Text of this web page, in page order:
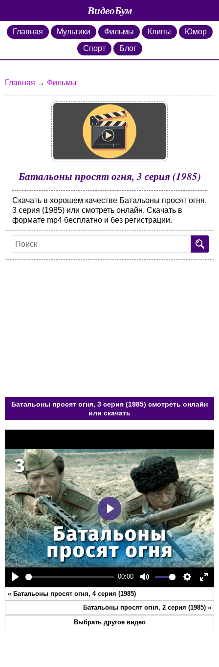
ВидеоБум
Главная Мультики Фильмы Клипы
Юмор
Спорт
Блог
Главная → Фильмы
Батальоны просят огня, 3 серия (1985)
Скачать в хорошем качестве Батальоны просят огня,
3 серия (1985) или смотреть онлайн. Скачать в
формате mp4 бесплатно и без регистрации.
Батальоны просят огня, 3 серия (1985) смотреть онлайн
или скачать
Play
00:00
Mute Settings
Play
« Батальоны просят огня, 4 серия (1985)
Батальоны просят огня, 2 серия (1985) »
Выбрать другое видео